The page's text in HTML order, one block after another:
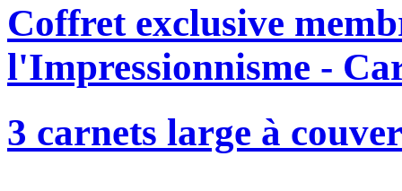
Coffret exclusive
l'Impressionnisme -
3 carnets large à